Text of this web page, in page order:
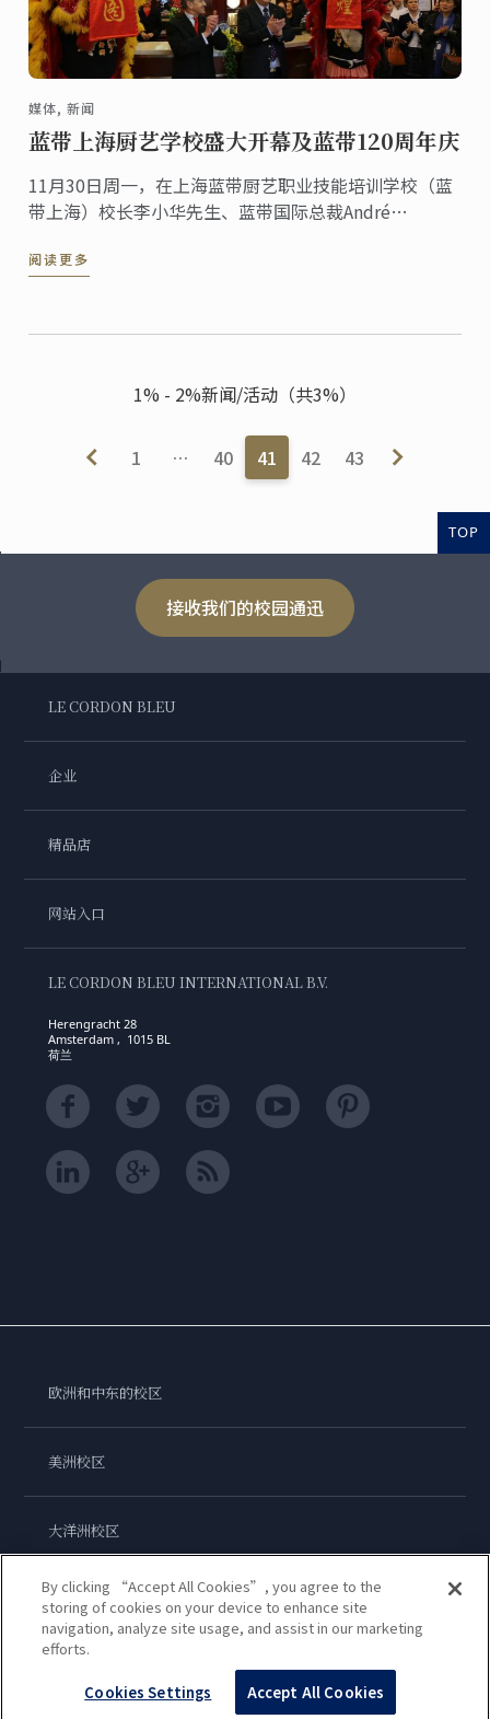
媒体, 新闻
蓝带上海厨艺学校盛大开幕及蓝带120周年庆
11月30日周一，在上海蓝带厨艺职业技能培训学校（蓝
带上海）校长李小华先生、蓝带国际总裁André
先生的共同主持下，上海蓝带厨艺职业技能培训学校盛
阅读更多
1% - 2%新闻/活动（共3%）
1 … 40 41 42 43
TOP
接收我们的校园通迅
LE CORDON BLEU
企业
精品店
网站入口
LE CORDON BLEU INTERNATIONAL B.V.
Herengracht 28
Amsterdam , 1015 BL
荷兰
欧洲和中东的校区
美洲校区
大洋洲校区
亚洲校区
Le Cordon Bleu International B.V.All Rights Reserved.
By clicking “Accept All Cookies”, you agree to the
storing of cookies on your device to enhance site
navigation, analyze site usage, and assist in our marketing
efforts.
Cookies Settings Accept All Cookies